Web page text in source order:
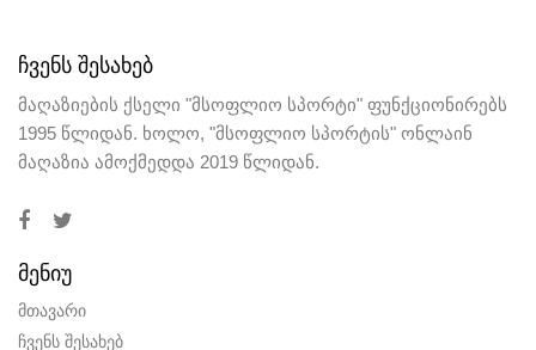
ᲩᲕᲔᲜᲡ ᲨᲔᲡᲐᲮᲔᲑ
მაღაზიების ქსელი "მსოფლიო სპორტი" ფუნქციონირებს
1995 წლიდან. ხოლო, "მსოფლიო სპორტის" ონლაინ
მაღაზია ამოქმედდა 2019 წლიდან.
ᲛᲔᲜᲘᲣ
მთავარი
ჩვენს შესახებ